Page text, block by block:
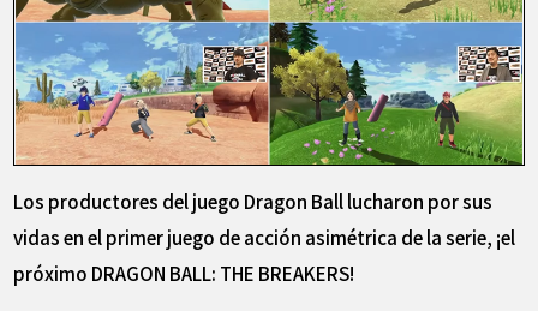
Los productores del juego Dragon Ball lucharon por sus
vidas en el primer juego de acción asimétrica de la serie, ¡el
próximo DRAGON BALL: THE BREAKERS!